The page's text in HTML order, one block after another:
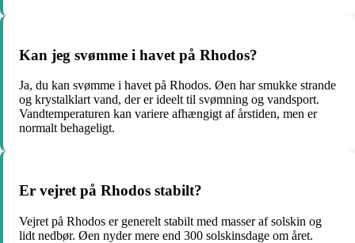
Kan jeg svømme i havet på Rhodos?
Ja, du kan svømme i havet på Rhodos. Øen har smukke strande
og krystalklart vand, der er ideelt til svømning og vandsport.
Vandtemperaturen kan variere afhængigt af årstiden, men er
normalt behageligt.
Er vejret på Rhodos stabilt?
Vejret på Rhodos er generelt stabilt med masser af solskin og
lidt nedbør. Øen nyder mere end 300 solskinsdage om året.